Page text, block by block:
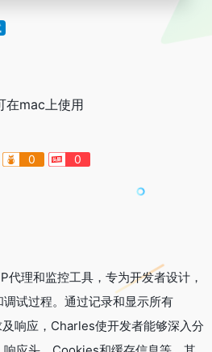
在mac上使用
0 0
理和监控工具，专为开发者设计，
试过程。通过记录和显示所有
响应，Charles使开发者能够深入分